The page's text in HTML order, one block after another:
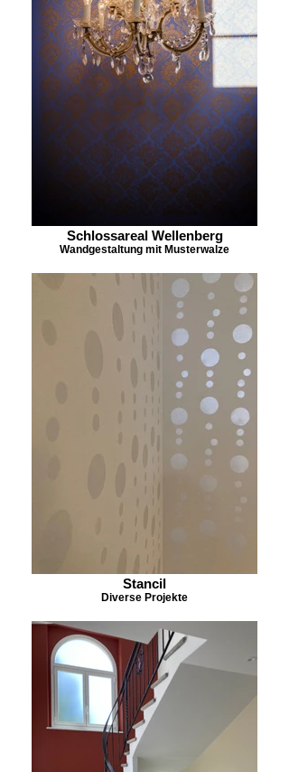
Schlossareal Wellenberg
Wandgestaltung mit Musterwalze
Stancil
Diverse Projekte